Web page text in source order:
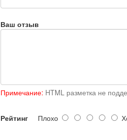
Ваш отзыв
Примечание: HTML разметка не
РейтингПлохо